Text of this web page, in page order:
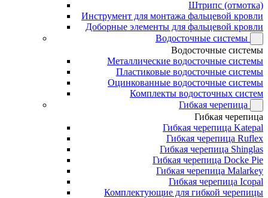
Штрипс (отмотка)
Инструмент для монтажа фальцевой кровли
Доборные элементы для фальцевой кровли
Водосточные системы
Водосточные системы
Металлические водосточные системы
Пластиковые водосточные системы
Оцинкованные водосточные системы
Комплекты водосточных систем
Гибкая черепица
Гибкая черепица
Гибкая черепица Katepal
Гибкая черепица Ruflex
Гибкая черепица Shinglas
Гибкая черепица Docke Pie
Гибкая черепица Malarkey
Гибкая черепица Icopal
Комплектующие для гибкой черепицы